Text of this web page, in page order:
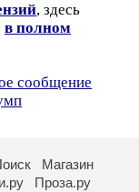
, здесь
в полном
сообщение
Магазин
Проза.ру